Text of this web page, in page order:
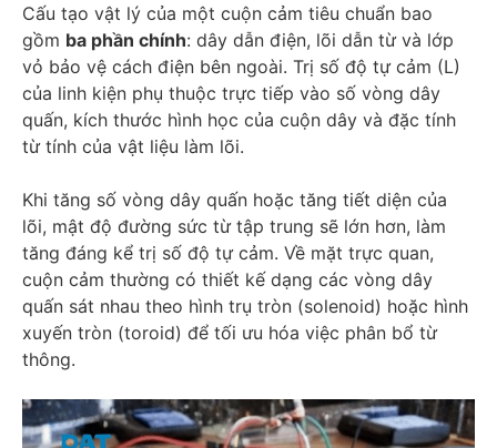
Cấu tạo vật lý của một cuộn cảm tiêu chuẩn bao
gồm ba phần chính: dây dẫn điện, lõi dẫn từ và lớp
vỏ bảo vệ cách điện bên ngoài. Trị số độ tự cảm (L)
của linh kiện phụ thuộc trực tiếp vào số vòng dây
quấn, kích thước hình học của cuộn dây và đặc tính
từ tính của vật liệu làm lõi.
Khi tăng số vòng dây quấn hoặc tăng tiết diện của
lõi, mật độ đường sức từ tập trung sẽ lớn hơn, làm
tăng đáng kể trị số độ tự cảm. Về mặt trực quan,
cuộn cảm thường có thiết kế dạng các vòng dây
quấn sát nhau theo hình trụ tròn (solenoid) hoặc hình
xuyến tròn (toroid) để tối ưu hóa việc phân bổ từ
thông.